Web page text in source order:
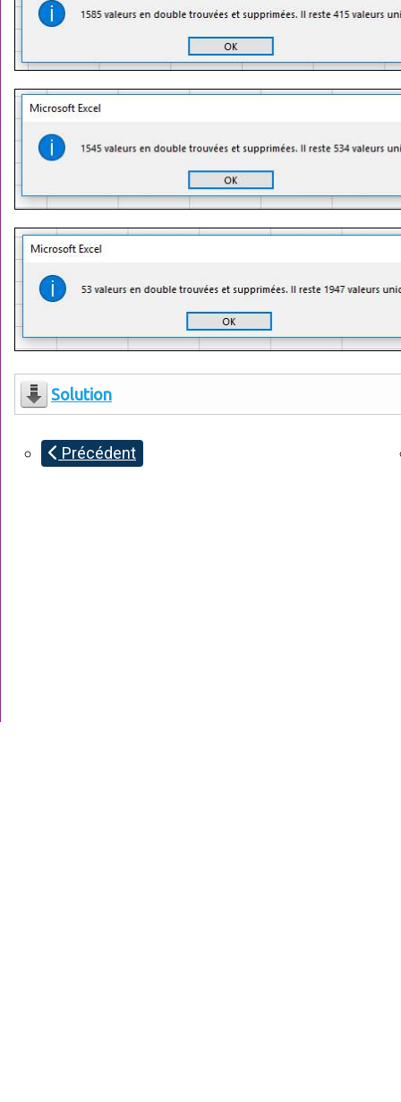
Solution
Précédent